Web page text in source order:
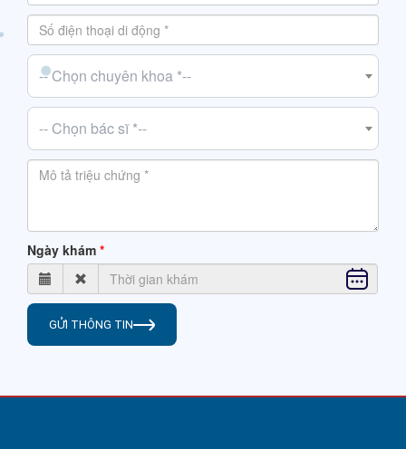
-- Chọn chuyên khoa *--
-- Chọn bác sĩ *--
Ngày khám
GỬI THÔNG TIN